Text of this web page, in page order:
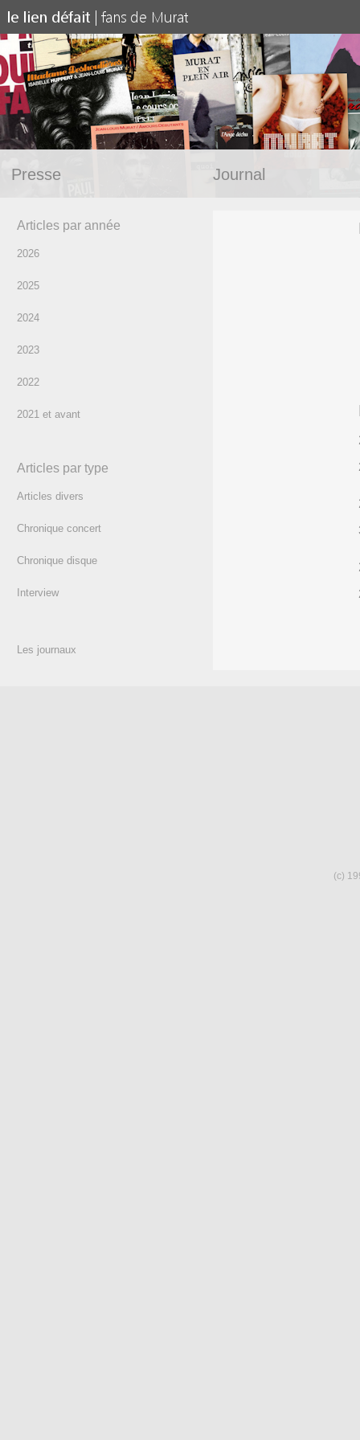
Presse Journal
Articles par année
2026
2025
2024
2023
2022
2021 et avant
Articles par type
Articles divers
Chronique concert
Chronique disque
Interview
Les journaux
(c)